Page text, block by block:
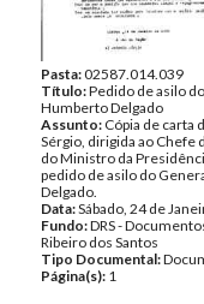
Pasta:02587.014.039
Título:Pedido de asilo
Humberto Delgado
Assunto: Cópia de carta
Sérgio, dirigida ao Chefe
do Ministro da
pedido de asilo do
Delgado.
Data:Sábado, 24 de
Fundo:DRS -
Ribeiro dos Santos
Tipo Documental:
Página(s): 1